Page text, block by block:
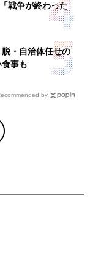
戦争が終わった
・自治体任せの
事も
by